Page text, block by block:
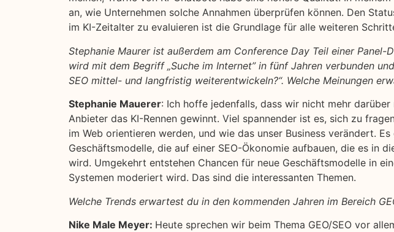
an, wie Unternehmen solche Annahmen überprüfen können. Den
im KI-Zeitalter zu evaluieren ist die Grundlage für alle weiteren
Stephanie Maurer ist außerdem am Conference Day Teil einer Panel-
wird mit dem Begriff „Suche im Internet” in fünf Jahren verbunden
SEO mittel- und langfristig weiterentwickeln?“. Welche Meinungen
Stephanie Mauerer: Ich hoffe jedenfalls, dass wir nicht mehr darüber
Anbieter das KI-Rennen gewinnt. Viel spannender ist es, sich zu
im Web orientieren werden, und wie das unser Business verändert.
Geschäftsmodelle, die auf einer SEO-Ökonomie aufbauen, die es in
wird. Umgekehrt entstehen Chancen für neue Geschäftsmodelle in
Systemen moderiert wird. Das sind die interessanten Themen.
Welche Trends erwartest du in den kommenden Jahren im Bereich
Nike Male Meyer: Heute sprechen wir beim Thema GEO/SEO vor